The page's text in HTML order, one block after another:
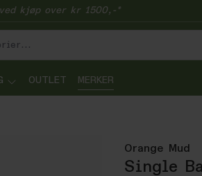
kjøp over kr 1500,-*
OUTLET MERKER
Orange Mud
Single